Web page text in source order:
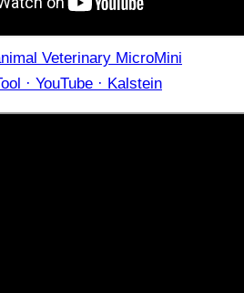
Veterinary MicroMini
· YouTube · Kalstein